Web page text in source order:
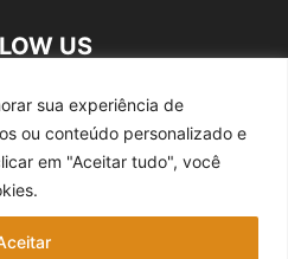
sua experiência de
ou conteúdo personalizado e
em "Aceitar tudo", você
US
Fale Conosco